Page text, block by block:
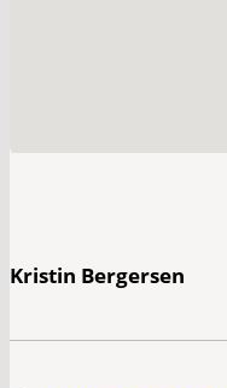
Kristin Bergersen